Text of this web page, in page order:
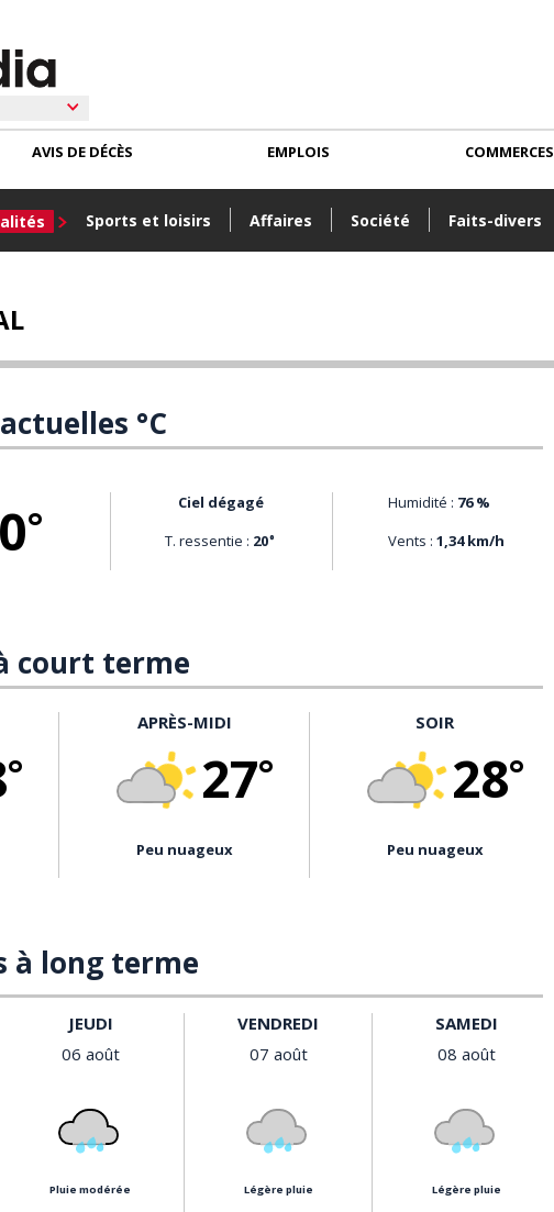
Sports et loisirs Affaires Société Faits-divers
AVIS DE DÉCÈS EMPLOIS COMMERCES
°C
°
ciel dégagé
T. ressentie : 20°
Humidité : 76 %
Vents : 1,34 km/h
court terme
°
APRÈS-MIDI
27°
peu nuageux
SOIR
28°
peu nuageux
à long terme
JEUDI
06 août
pluie modérée
VENDREDI
07 août
légère pluie
SAMEDI
08 août
légère pluie